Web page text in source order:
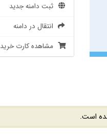
ثبت دامنه جدید
انتقال در دامنه
مشاهده کارت خرید
است.